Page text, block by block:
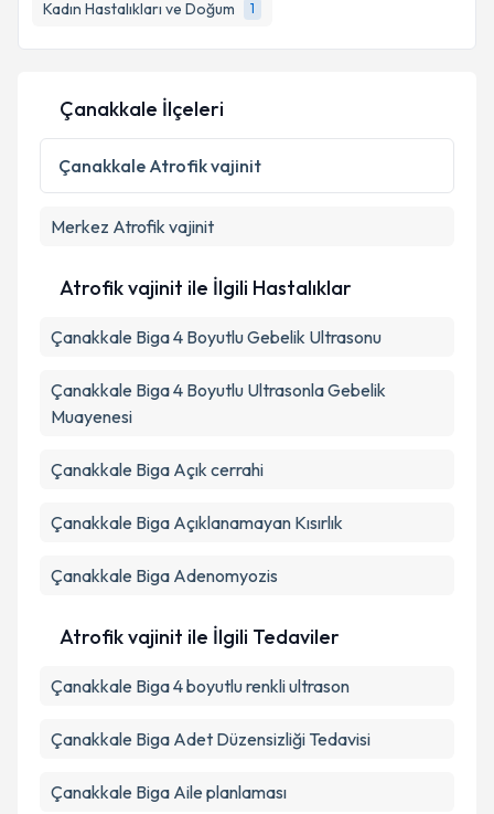
Kadın Hastalıkları ve Doğum
1
E-posta Adresiniz
Kişisel verilerimin işlenmesine ilişkin
Metni 'ni okudum ve kişisel verilerimin belirtilen
Çanakkale İlçeleri
Çanakkale Atrofik vajinit
Merkez Atrofik vajinit
Atrofik vajinit ile İlgili Hastalıklar
Çanakkale Biga 4 Boyutlu Gebelik Ultrasonu
Çanakkale Biga 4 Boyutlu Ultrasonla Gebelik
Muayenesi
Çanakkale Biga Açık cerrahi
Çanakkale Biga Açıklanamayan Kısırlık
Çanakkale Biga Adenomyozis
Atrofik vajinit ile İlgili Tedaviler
Çanakkale Biga 4 boyutlu renkli ultrason
Çanakkale Biga Adet Düzensizliği Tedavisi
Çanakkale Biga Aile planlaması